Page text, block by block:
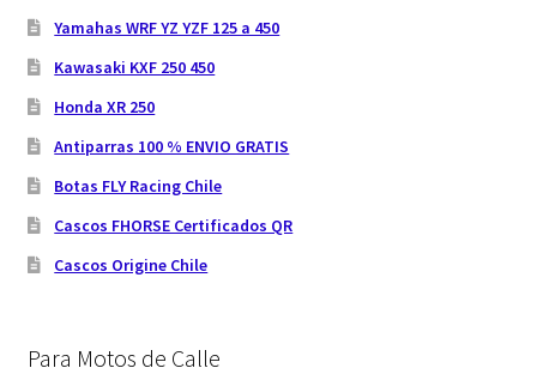
Yamahas WRF YZ YZF 125 a 450
Kawasaki KXF 250 450
Honda XR 250
Antiparras 100 % ENVIO GRATIS
Botas FLY Racing Chile
Cascos FHORSE Certificados QR
Cascos Origine Chile
Para Motos de Calle